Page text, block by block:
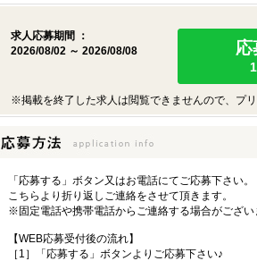
求人応募期間 ：
2026/08/02 ～ 2026/08/08
応
※掲載を終了した求人は閲覧できませんので、プ
「応募する」ボタン又はお電話にてご応募下さい。
こちらより折り返しご連絡をさせて頂きます。
※固定電話や携帯電話からご連絡する場合がござい
【WEB応募受付後の流れ】
［1］「応募する」ボタンよりご応募下さい♪